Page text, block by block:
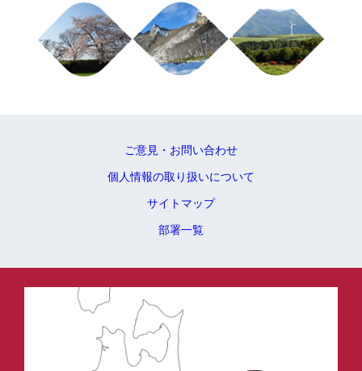
ご意見・お問い合わせ
個人情報の取り扱いについて
サイトマップ
部署一覧